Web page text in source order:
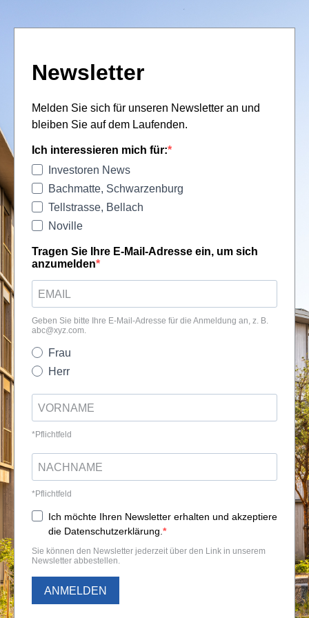
Newsletter
Melden Sie sich für unseren Newsletter an und
bleiben Sie auf dem Laufenden.
Ich interessieren mich für:
Investoren News
Bachmatte, Schwarzenburg
Tellstrasse, Bellach
Noville
Tragen Sie Ihre E-Mail-Adresse ein, um sich
anzumelden
Geben Sie bitte Ihre E-Mail-Adresse für die Anmeldung an, z. B.
abc@xyz.com.
Frau
Herr
*Pflichtfeld
*Pflichtfeld
Ich möchte Ihren Newsletter erhalten und akzeptiere
die Datenschutzerklärung.
Sie können den Newsletter jederzeit über den Link in unserem
Newsletter abbestellen.
ANMELDEN